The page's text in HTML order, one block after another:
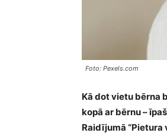
Foto: Pexels.com
Kā dot vietu bērna
kopā ar bērnu –
Raidījumā “Pietura